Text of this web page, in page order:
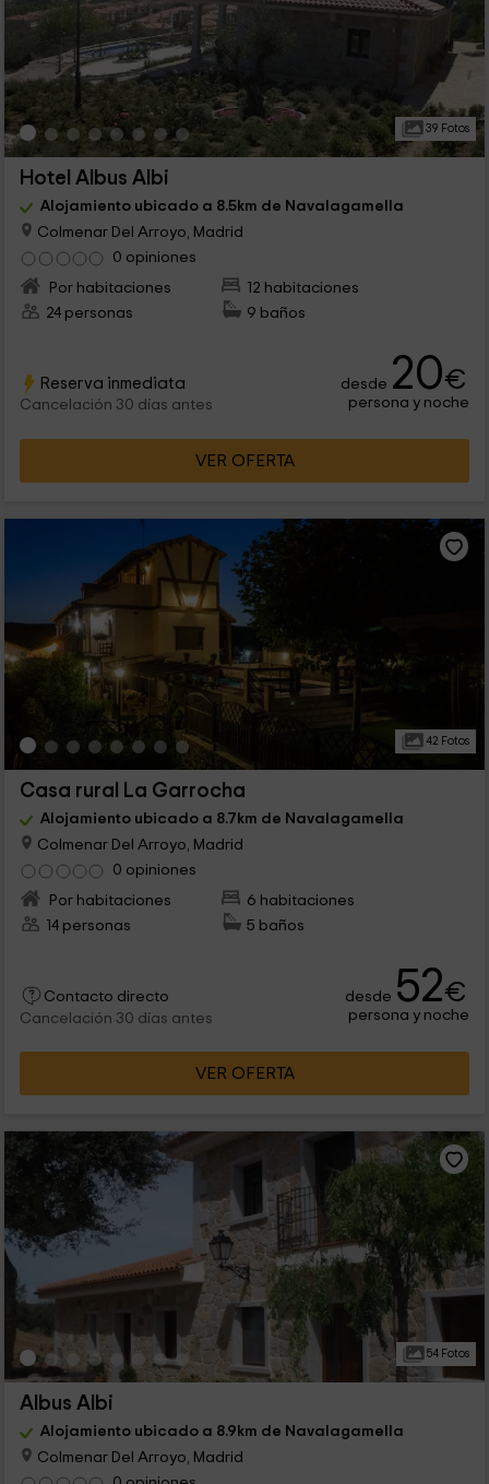
39 Fotos
Hotel Albus Albi
Alojamiento ubicado a 8.5km de Navalagamella
Colmenar Del Arroyo, Madrid
0 opiniones
Por habitaciones
12 habitaciones
24 personas
9 baños
Reserva inmediata
Cancelación 30 días antes
desde 20€
persona y noche
VER OFERTA
42 Fotos
Casa rural La Garrocha
Alojamiento ubicado a 8.7km de Navalagamella
Colmenar Del Arroyo, Madrid
0 opiniones
Por habitaciones
6 habitaciones
14 personas
5 baños
Contacto directo
Cancelación 30 días antes
desde 52€
persona y noche
VER OFERTA
54 Fotos
Albus Albi
Alojamiento ubicado a 8.9km de Navalagamella
Colmenar Del Arroyo, Madrid